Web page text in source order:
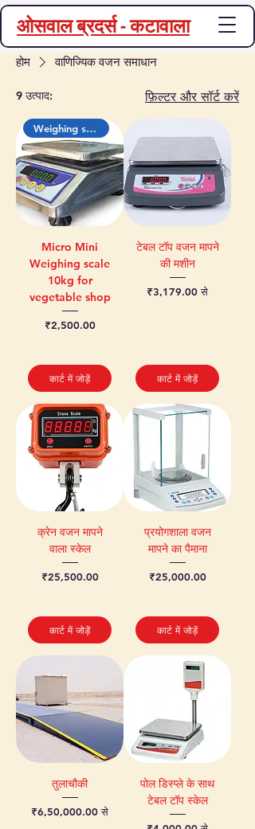
ओसवाल ब्रदर्स - कटावाला
होम वाणिज्यिक वजन समाधान
9 उत्पाद: फ़िल्टर और सॉर्ट करें
Weighing scale
Micro Mini
Weighing scale
10kg for
vegetable shop
मूल्य
₹2,500.00
कार्ट में जोड़ें
टेबल टॉप वजन मापने
की मशीन
₹3,179.00से
बिक्री मूल्य
कार्ट में जोड़ें
क्रेन वजन मापने
वाला स्केल
मूल्य
₹25,500.00
कार्ट में जोड़ें
प्रयोगशाला वजन
मापने का पैमाना
मूल्य
₹25,000.00
कार्ट में जोड़ें
तुलाचौकी
₹6,50,000.00से
बिक्री मूल्य
पोल डिस्प्ले के साथ
टेबल टॉप स्केल